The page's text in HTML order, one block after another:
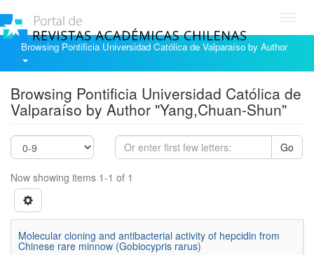
Browsing Pontificia Universidad Católica de Valparaíso by Author
Browsing Pontificia Universidad Católica de
Valparaíso by Author "Yang,Chuan-Shun"
Go
Now showing items 1-1 of 1
Molecular cloning and antibacterial activity of hepcidin from
Chinese rare minnow (Gobiocypris rarus)